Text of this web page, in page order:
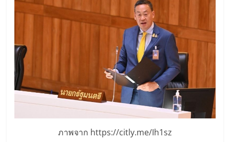
รน
ไชส์,
ศูนย์
รวม
ภาพจาก https://citly.me/Ih1sz